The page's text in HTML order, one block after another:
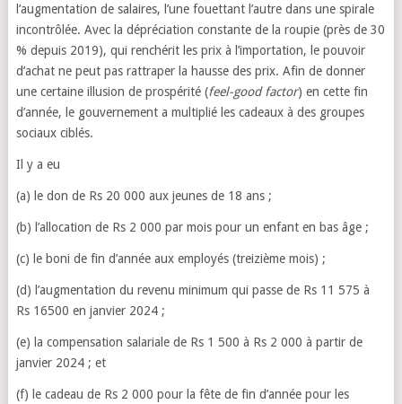
l’augmentation de salaires, l’une fouettant l’autre dans une spirale
incontrôlée. Avec la dépréciation constante de la roupie (près de 30
% depuis 2019), qui renchérit les prix à l’importation, le pouvoir
d’achat ne peut pas rattraper la hausse des prix. Afin de donner
une certaine illusion de prospérité (feel-good factor) en cette fin
d’année, le gouvernement a multiplié les cadeaux à des groupes
sociaux ciblés.
Il y a eu
(a) le don de Rs 20 000 aux jeunes de 18 ans ;
(b) l’allocation de Rs 2 000 par mois pour un enfant en bas âge ;
(c) le boni de fin d’année aux employés (treizième mois) ;
(d) l’augmentation du revenu minimum qui passe de Rs 11 575 à
Rs 16500 en janvier 2024 ;
(e) la compensation salariale de Rs 1 500 à Rs 2 000 à partir de
janvier 2024 ; et
(f) le cadeau de Rs 2 000 pour la fête de fin d’année pour les